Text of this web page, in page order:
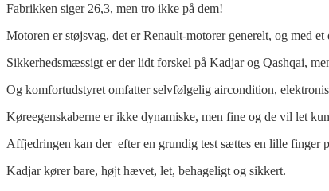
Fabrikken siger 26,3, men tro ikke på dem!
Motoren er støjsvag, det er Renault-motorer generelt, og med
Sikkerhedsmæssigt er der lidt forskel på Kadjar og Qashqai,
Og komfortudstyret omfatter selvfølgelig aircondition,
Køreegenskaberne er ikke dynamiske, men fine og de vil let
Affjedringen kan der efter en grundig test sættes en lille finger
Kadjar kører bare, højt hævet, let, behageligt og sikkert.